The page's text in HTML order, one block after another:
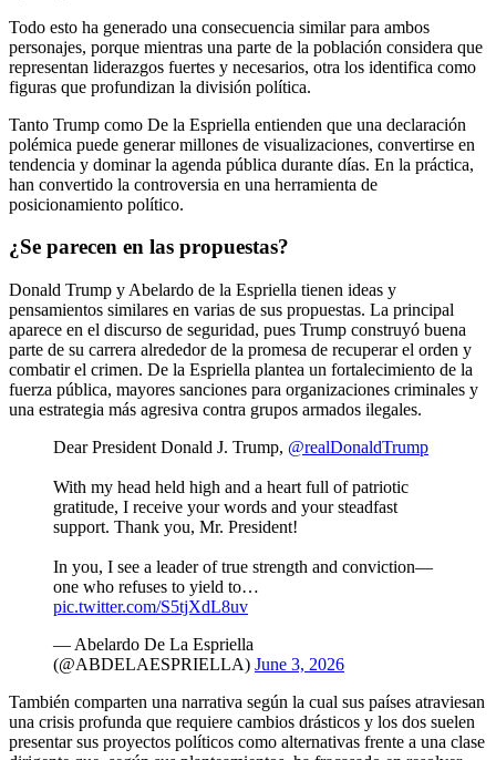
Todo esto ha generado una consecuencia similar para ambos
personajes, porque mientras una parte de la población considera que
representan liderazgos fuertes y necesarios, otra los identifica como
figuras que profundizan la división política.
Tanto Trump como De la Espriella entienden que una declaración
polémica puede generar millones de visualizaciones, convertirse en
tendencia y dominar la agenda pública durante días. En la práctica,
han convertido la controversia en una herramienta de
posicionamiento político.
¿Se parecen en las propuestas?
Donald Trump y Abelardo de la Espriella tienen ideas y
pensamientos similares en varias de sus propuestas. La principal
aparece en el discurso de seguridad, pues Trump construyó buena
parte de su carrera alrededor de la promesa de recuperar el orden y
combatir el crimen. De la Espriella plantea un fortalecimiento de la
fuerza pública, mayores sanciones para organizaciones criminales y
una estrategia más agresiva contra grupos armados ilegales.
Dear President Donald J. Trump, @realDonaldTrump
With my head held high and a heart full of patriotic
gratitude, I receive your words and your steadfast
support. Thank you, Mr. President!
In you, I see a leader of true strength and conviction—
one who refuses to yield to…
pic.twitter.com/S5tjXdL8uv
— Abelardo De La Espriella
(@ABDELAESPRIELLA) June 3, 2026
También comparten una narrativa según la cual sus países atraviesan
una crisis profunda que requiere cambios drásticos y los dos suelen
presentar sus proyectos políticos como alternativas frente a una clase